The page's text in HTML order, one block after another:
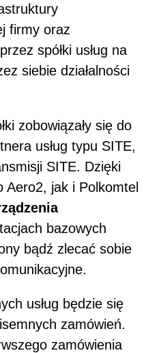
firmy oraz
spółki usług na
siebie działalności
zobowiązały się do
usług typu SITE,
SITE. Dzięki
Aero2, jak i Polkomtel
bazowych
bądź zlecać sobie
usług będzie się
zamówień.
zamówienia